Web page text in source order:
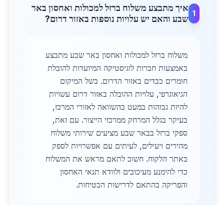
1
איך מתבצע משלוח ברזל למכולות ואחסון באר
שבע והאם יש עלויות נוספות באזור דרום?
משלוח ברזל למכולות ואחסון באר שבע מתבצע
באמצעות חברות לוגיסטיקה המיועדות להובלת
חומרים כבדים באזור הדרום. בשל המיקום
הגיאוגרפי, עלויות ההובלה באזור דרום עשויות
להיות גבוהות במעט בהשוואה לאזורי המרכז,
בעיקר בגלל המרחק ממרכזי הייצור. עם זאת,
ספקי ברזל בבאר שבע מציעים שירותי משלוח
מהירים ויעילים, לעיתים עם אפשרויות לספק
באתר הלקוח. חשוב לתאם מראש את המשלוח
כדי להימנע מעיכובים ולוודא תנאי האחסון
והפריקה בהתאם לדרישות הבטיחות.